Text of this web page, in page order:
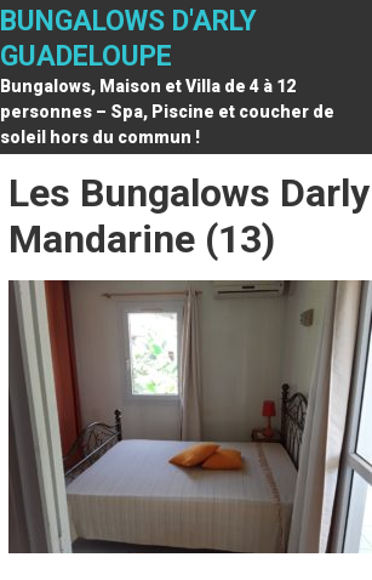
Skip
content
BUNGALOWS D'ARLY
GUADELOUPE
Bungalows, Maison et Villa de 4 à 12
personnes – Spa, Piscine et coucher de
soleil hors du commun !
Les Bungalows Darly
Mandarine (13)